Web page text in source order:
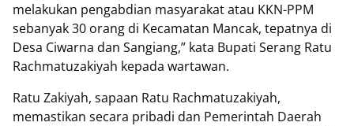
melakukan pengabdian masyarakat atau KKN-PPM
sebanyak 30 orang di Kecamatan Mancak, tepatnya di
Desa Ciwarna dan Sangiang,” kata Bupati Serang Ratu
Rachmatuzakiyah kepada wartawan.
Ratu Zakiyah, sapaan Ratu Rachmatuzakiyah,
memastikan secara pribadi dan Pemerintah Daerah